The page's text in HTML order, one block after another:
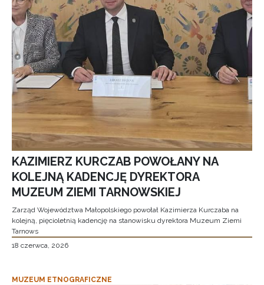
KAZIMIERZ KURCZAB POWOŁANY NA
KOLEJNĄ KADENCJĘ DYREKTORA
MUZEUM ZIEMI TARNOWSKIEJ
Zarząd Województwa Małopolskiego powołał Kazimierza Kurczaba na
kolejną, pięcioletnią kadencję na stanowisku dyrektora Muzeum Ziemi
Tarnows
18 czerwca, 2026
MUZEUM ETNOGRAFICZNE